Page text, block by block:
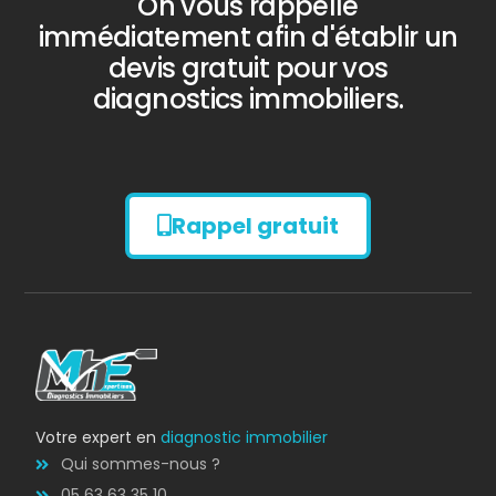
Diagnostic
AMIANTE
immédiatement afin d'établir un
devis gratuit pour vos
diagnostics immobiliers.
Rappel gratuit
Votre expert endiagnostic immobilier
Qui sommes-nous ?